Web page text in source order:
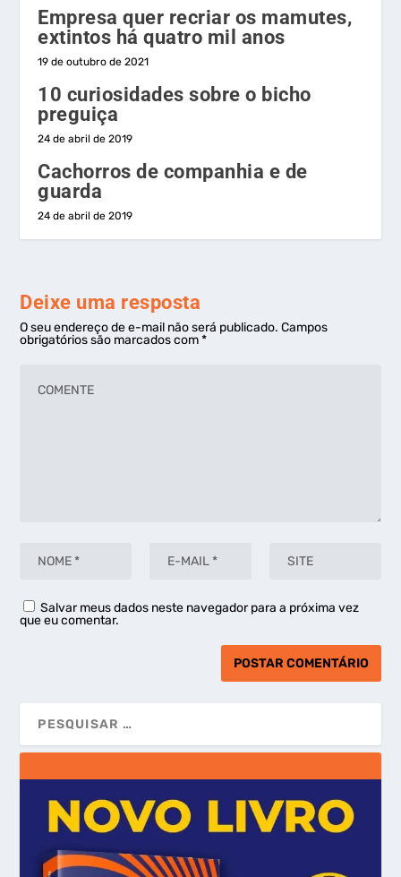
Empresa quer recriar os mamutes,
extintos há quatro mil anos
19 de outubro de 2021
10 curiosidades sobre o bicho
preguiça
24 de abril de 2019
Cachorros de companhia e de
guarda
24 de abril de 2019
Deixe uma resposta
O seu endereço de e-mail não será publicado. Campos
obrigatórios são marcados com*
Salvar meus dados neste navegador para a próxima vez
que eu comentar.